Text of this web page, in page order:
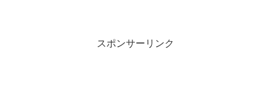
スポンサーリンク